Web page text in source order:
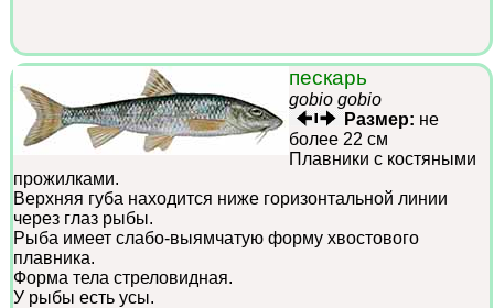
пескарь
gobio gobio
Размер: не
более 22 см
Плавники с костяными
прожилками.
Верхняя губа находится ниже горизонтальной линии
через глаз рыбы.
Рыба имеет слабо-выямчатую форму хвостового
плавника.
Форма тела стреловидная.
У рыбы есть усы.